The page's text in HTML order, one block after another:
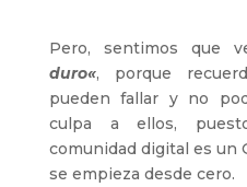
Pero, sentimos que
duro«, porque
pueden fallar y no
culpa a ellos,
comunidad digital es un
se empieza desde cero.